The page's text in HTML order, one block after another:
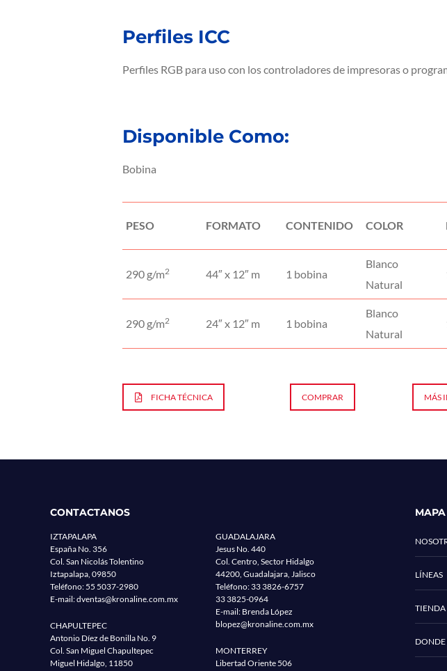
Perfiles ICC
Perfiles RGB para uso con los controladores de impresoras o
Disponible Como:
Bobina
PESO FORMATO CONTENIDO COLOR
290 g/m2 44″ x 12″ m 1 bobina
Blanco
Natural
290 g/m2 24″ x 12″ m 1 bobina
Blanco
Natural
FICHA TÉCNICA COMPRAR MÁS
CONTACTANOS
IZTAPALAPA
España No. 356
Col. San Nicolás Tolentino
Iztapalapa, 09850
Teléfono:55 5037-2980
E-mail:dventas@kronaline.com.mx
CHAPULTEPEC
Antonio Díez de Bonilla No. 9
Col. San Miguel Chapultepec
Miguel Hidalgo, 11850
GUADALAJARA
Jesus No. 440
Col. Centro, Sector Hidalgo
44200, Guadalajara, Jalisco
Teléfono: 33 3826-6757
33 3825-0964
E-mail: Brenda López
blopez@kronaline.com.mx
MONTERREY
Libertad Oriente 506
LÍNEAS
TIENDA
DONDE